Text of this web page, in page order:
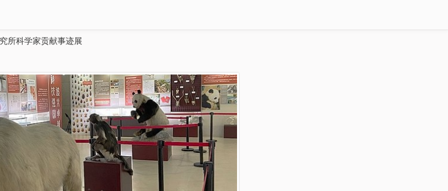
所科学家贡献事迹展